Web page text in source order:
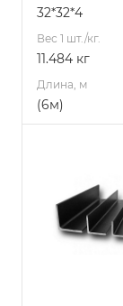
32*32*4
Вес 1 шт./кг.
11.484 кг
Длина, м
(6м)